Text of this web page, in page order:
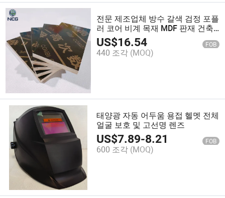
전문 제조업체 방수 갈색 검정 포플
러 코어 비계 목재 MDF 판재 건축
자재 플라스틱 비즈 표준 필름 코팅
합판
US$16.54 FOB
440 조각 (MOQ)
태양광 자동 어두움 용접 헬멧 전체
얼굴 보호 및 고선명 렌즈
US$7.89-8.21 FOB
600 조각 (MOQ)